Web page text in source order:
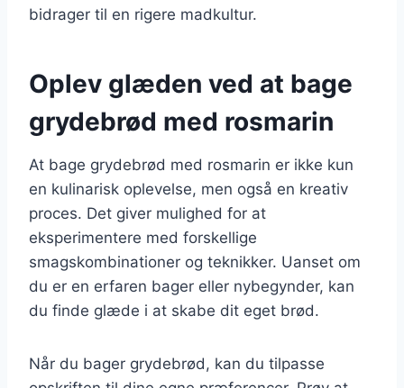
bidrager til en rigere madkultur.
Oplev glæden ved at bage
grydebrød med rosmarin
At bage grydebrød med rosmarin er ikke kun
en kulinarisk oplevelse, men også en kreativ
proces. Det giver mulighed for at
eksperimentere med forskellige
smagskombinationer og teknikker. Uanset om
du er en erfaren bager eller nybegynder, kan
du finde glæde i at skabe dit eget brød.
Når du bager grydebrød, kan du tilpasse